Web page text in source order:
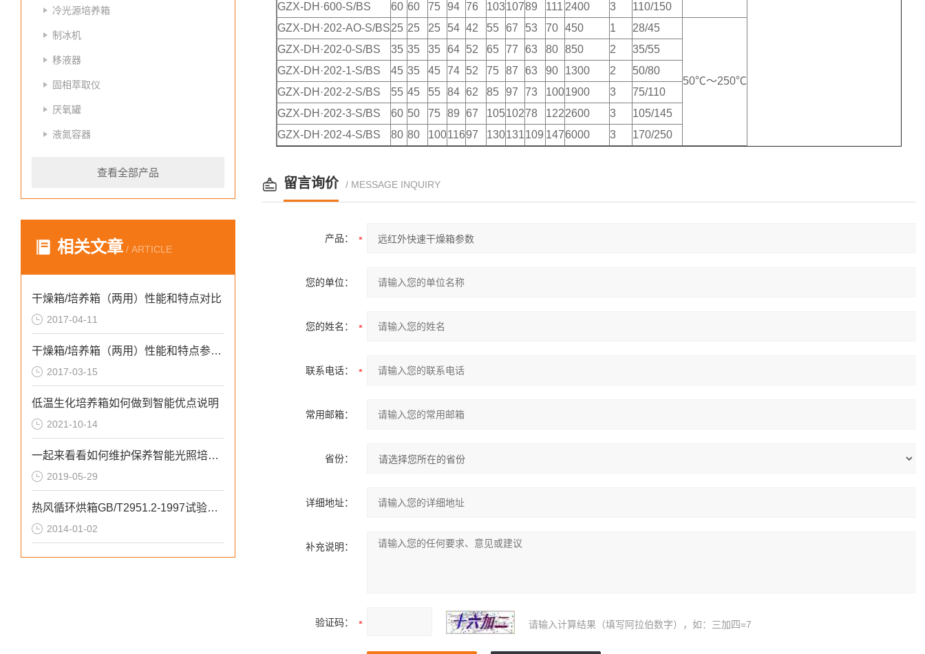
冷光源培养箱
制冰机
移液器
固相萃取仪
厌氧罐
液氮容器
查看全部产品
相关文章 / ARTICLE
干燥箱/培养箱（两用）性能和特点对比
2017-04-11
干燥箱/培养箱（两用）性能和特点参数介绍
2017-03-15
低温生化培养箱如何做到智能优点说明
2021-10-14
一起来看看如何维护保养智能光照培养箱
2019-05-29
热风循环烘箱GB/T2951.2-1997试验方法
2014-01-02
GZX-DH·600-S/BS
60 60 75 94 76 10310789 111 2400 3
110/150
GZX-DH·202-AO-S/BS25 25 25 54 42 55 67 53 70 450 1 28/45
50℃～250℃
GZX-DH·202-0-S/BS 35 35 35 64 52 65 77 63 80 850 2
35/55
GZX-DH·202-1-S/BS
45 35 45 74 52 75 87 63 90 1300 2
50/80
GZX-DH·202-2-S/BS
55 45 55 84 62 85 97 73 1001900 3
75/110
GZX-DH·202-3-S/BS
60 50 75 89 67 10510278 1222600 3
105/145
GZX-DH·202-4-S/BS
80 80 10011697 130131109 1476000 3 170/250
留言询价 / MESSAGE INQUIRY
产品：
您的单位：
您的姓名：
联系电话：
常用邮箱：
省份：
详细地址：
补充说明：
验证码： 请输入计算结果（填写阿拉伯数字），如：三加四=7